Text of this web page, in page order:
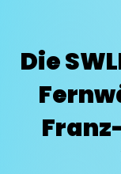
Die